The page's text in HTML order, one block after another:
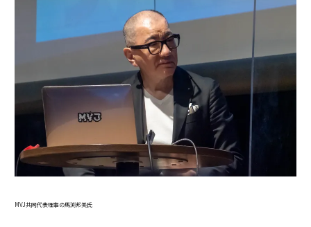
MVJ共同代表理事の馬渕邦美氏